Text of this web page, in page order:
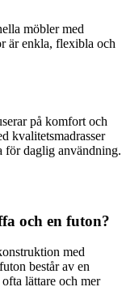
möbler med
är enkla, flexibla och
på komfort och
kvalitetsmadrasser
för daglig användning.
och en futon?
med
består av en
lättare och mer